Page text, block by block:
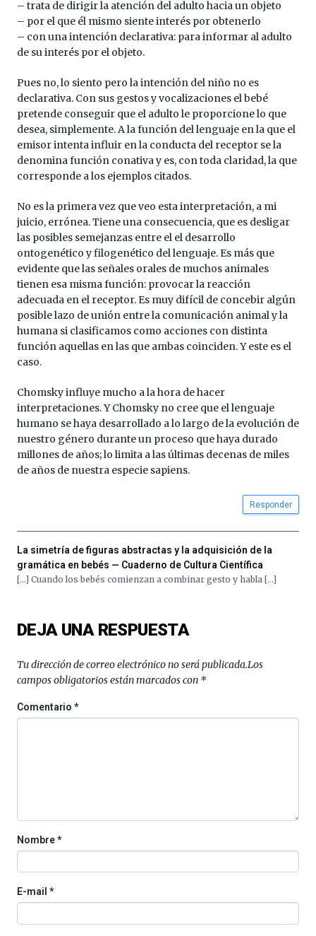
– trata de dirigir la atención del adulto hacia un objeto
– por el que él mismo siente interés por obtenerlo
– con una intención declarativa: para informar al adulto
de su interés por el objeto.
Pues no, lo siento pero la intención del niño no es
declarativa. Con sus gestos y vocalizaciones el bebé
pretende conseguir que el adulto le proporcione lo que
desea, simplemente. A la función del lenguaje en la que el
emisor intenta influir en la conducta del receptor se la
denomina función conativa y es, con toda claridad, la que
corresponde a los ejemplos citados.
No es la primera vez que veo esta interpretación, a mi
juicio, errónea. Tiene una consecuencia, que es desligar
las posibles semejanzas entre el el desarrollo
ontogenético y filogenético del lenguaje. Es más que
evidente que las señales orales de muchos animales
tienen esa misma función: provocar la reacción
adecuada en el receptor. Es muy difícil de concebir algún
posible lazo de unión entre la comunicación animal y la
humana si clasificamos como acciones con distinta
función aquellas en las que ambas coinciden. Y este es el
caso.
Chomsky influye mucho a la hora de hacer
interpretaciones. Y Chomsky no cree que el lenguaje
humano se haya desarrollado a lo largo de la evolución de
nuestro género durante un proceso que haya durado
millones de años; lo limita a las últimas decenas de miles
de años de nuestra especie sapiens.
Responder
La simetría de figuras abstractas y la adquisición de la
gramática en bebés — Cuaderno de Cultura Científica
[…] Cuando los bebés comienzan a combinar gesto y habla […]
DEJA UNA RESPUESTA
Tu dirección de correo electrónico no será publicada.Los
campos obligatorios están marcados con *
Comentario*
Nombre*
E-mail *